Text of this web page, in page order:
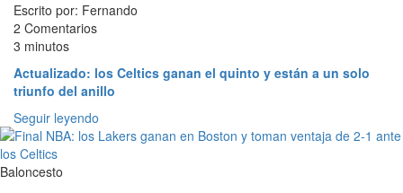
Escrito por: Fernando
2 Comentarios
3 minutos
Actualizado: los Celtics ganan el quinto y están a un solo
triunfo del anillo
Seguir leyendo
Baloncesto